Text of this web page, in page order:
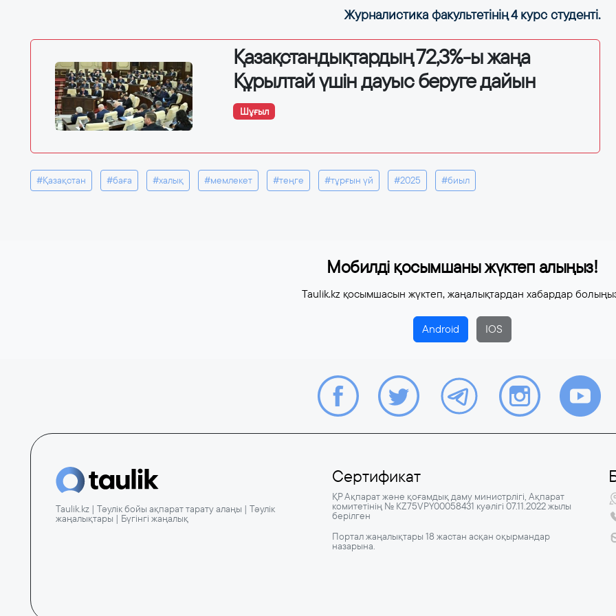
Журналистика факультетінің 4 курс студенті.
Қазақстандықтардың 72,3%-ы жаңа
Құрылтай үшін дауыс беруге дайын
Шұғыл
#Қазақстан #баға #халық #мемлекет #теңге #тұрғын үй #2025 #биыл
Мобилді қосымшаны жүктеп алыңыз!
Taulik.kz қосымшасын жүктеп, жаңалықтардан хабардар
Android IOS
Taulik.kz | Тәулік бойы ақпарат тарату алаңы | Тәулік
жаңалықтары | Бүгінгі жаңалық
Сертификат
ҚР Ақпарат және қоғамдық даму министрлігі, Ақпарат
комитетінің № KZ75VPY00058431 куәлігі 07.11.2022 жылы
берілген
Портал жаңалықтары 18 жастан асқан оқырмандар
назарына.